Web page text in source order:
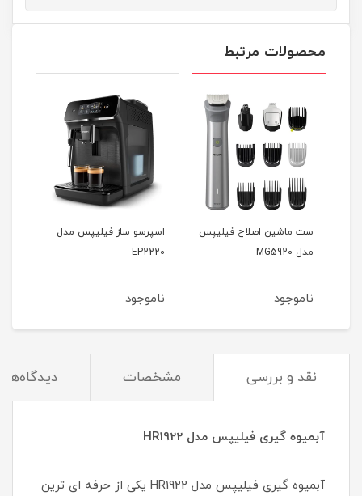
محصولات مرتبط
ست ماشین اصلاح فیلیپس
مدل MG5920
ناموجود
اسپرسو ساز فیلیپس مدل
EP2220
ناموجود
نقد و بررسی مشخصات دیدگاه‌ها
آبمیوه گیری فیلیپس مدل HR1922
آبمیوه گیری فیلیپس مدل HR1922 یکی از حرفه ای ترین